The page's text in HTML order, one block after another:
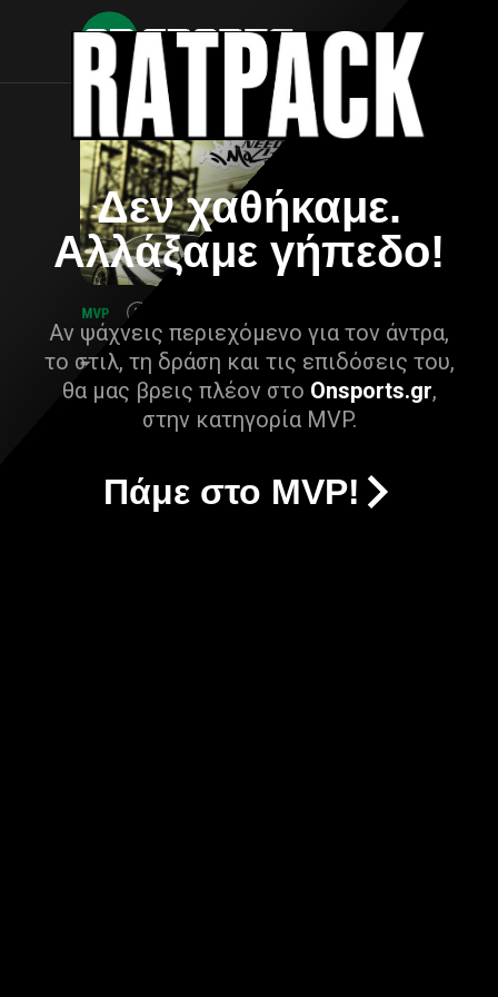
Δεν χαθήκαμε.
Αλλάξαμε γήπεδο!
Αν ψάχνεις περιεχόμενο για τον άντρα,
το στιλ, τη δράση και τις επιδόσεις του,
θα μας βρεις πλέον στο Onsports.gr,
στην κατηγορία MVP.
Πάμε στο MVP!